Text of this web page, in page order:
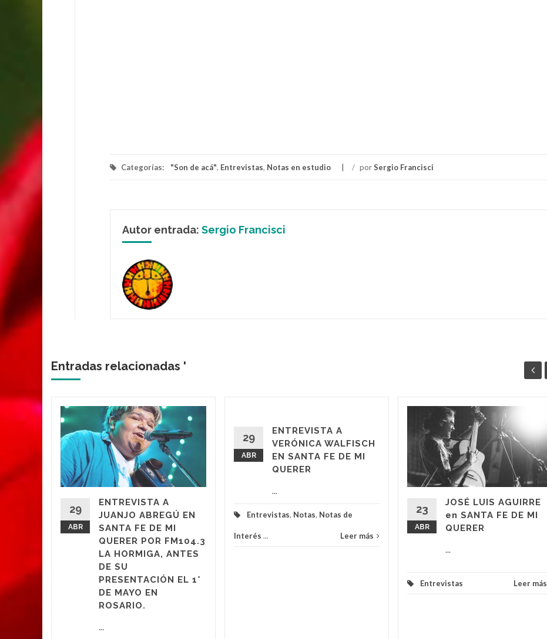
Categorías: "Son de acá", Entrevistas, Notas en estudio / porSergio Francisci
Autor entrada: Sergio Francisci
Entradas relacionadas '
29
ABR
ENTREVISTA A
JUANJO ABREGÚ EN
SANTA FE DE MI
QUERER POR FM104.3
LA HORMIGA, ANTES
DE SU
PRESENTACIÓN EL 1°
DE MAYO EN
ROSARIO.
...
29
ABR
ENTREVISTA A
VERÓNICA WALFISCH
EN SANTA FE DE MI
QUERER
...
Entrevistas, Notas, Notas de
Interés ... Leer más
23
ABR
JOSÉ LUIS AGUIRRE
en SANTA FE DE MI
QUERER
...
Entrevistas Leer más